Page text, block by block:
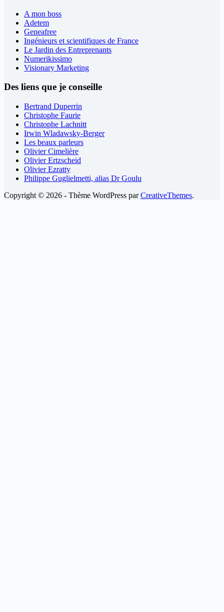
A mon boss
Adetem
Geneafree
Ingénieurs et scientifiques de France
Le Jardin des Entreprenants
Numerikissimo
Visionary Marketing
Des liens que je conseille
Bertrand Duperrin
Christophe Faurie
Christophe Lachnitt
Irwin Wladawsky-Berger
Les beaux parleurs
Olivier Cimelière
Olivier Ertzscheid
Olivier Ezratty
Philippe Guglielmetti, alias Dr Goulu
Copyright © 2026 - Thème WordPress parCreativeThemes.